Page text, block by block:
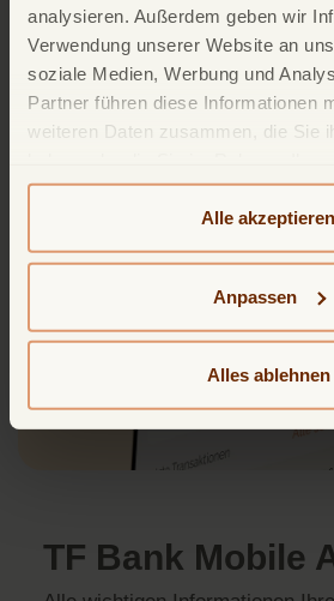
analysieren. Außerdem geben wir
Verwendung unserer Website an
soziale Medien, Werbung und
Partner führen diese Informationen
weiteren Daten zusammen, die Sie
gesammelt haben. Weitere
finden Sie in unserer
Cookie-Policy. Das Impressum
Alle akzeptieren
Anpassen
Alles ablehnen
TF Bank Mobile